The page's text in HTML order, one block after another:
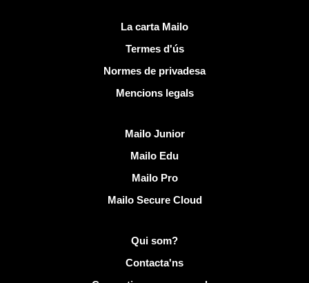
La carta Mailo
Termes d'ús
Normes de privadesa
Mencions legals
Mailo Junior
Mailo Edu
Mailo Pro
Mailo Secure Cloud
Més informació sobre MailoQui som?
Contacta'ns